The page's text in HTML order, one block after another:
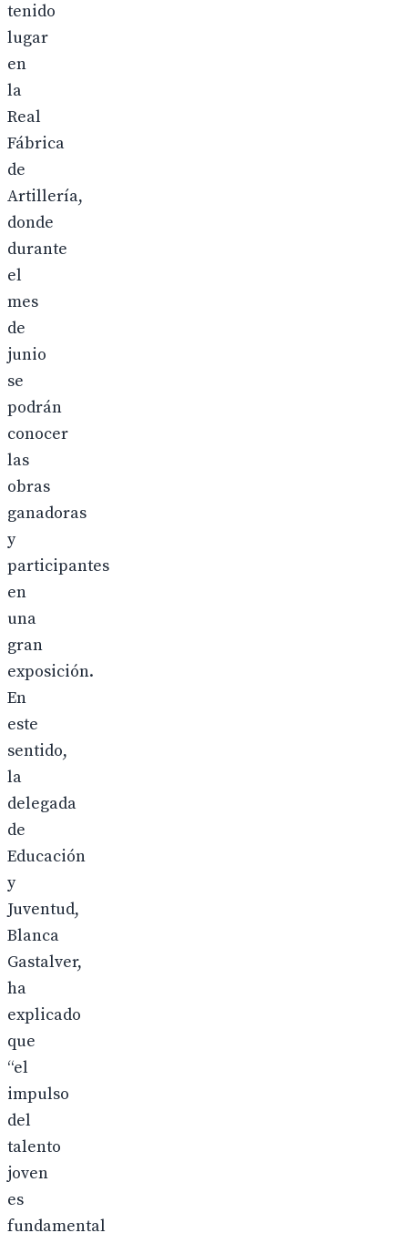
tenido
lugar
en
la
Real
Fábrica
de
Artillería,
donde
durante
el
mes
de
junio
se
podrán
conocer
las
obras
ganadoras
y
participantes
en
una
gran
exposición.
En
este
sentido,
la
delegada
de
Educación
y
Juventud,
Blanca
Gastalver,
ha
explicado
que
“el
impulso
del
talento
joven
es
fundamental